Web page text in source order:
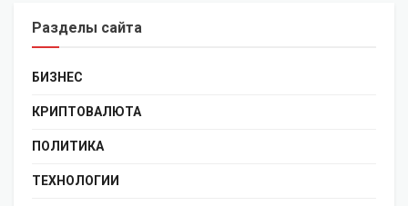
Разделы сайта
БИЗНЕС
КРИПТОВАЛЮТА
ПОЛИТИКА
ТЕХНОЛОГИИ